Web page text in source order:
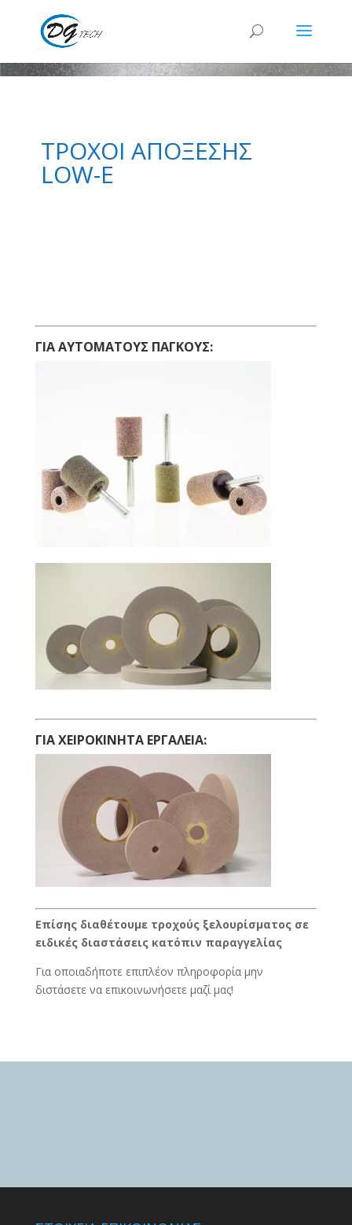
ΤΡΟΧΟΙ ΑΠΟΞΕΣΗΣ
LOW-E
ΓΙΑ ΑΥΤΟΜΑΤΟΥΣ ΠΑΓΚΟΥΣ:
ΓΙΑ ΧΕΙΡΟΚΙΝΗΤΑ ΕΡΓΑΛΕΙΑ:
Επίσης διαθέτουμε τροχούς ξελουρίσματος σε
ειδικές διαστάσεις κατόπιν παραγγελίας
Για οποιαδήποτε επιπλέον πληροφορία μην
διστάσετε να επικοινωνήσετε μαζί μας!